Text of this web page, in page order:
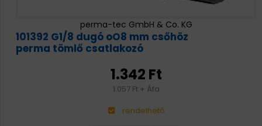
perma-tec GmbH & Co. KG
101392 G1/8 dugó oO8 mm csőhöz
perma tömlő csatlakozó
1.342 Ft
1.057 Ft + Áfa
rendelhető